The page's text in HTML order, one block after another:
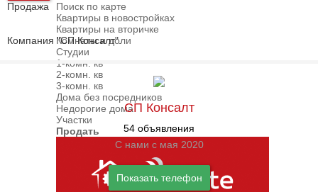
Продажа
Поиск по карте
Квартиры в новостройках
Квартиры на вторичке
Комнаты и доли
Студии
1-комн. кв
2-комн. кв
3-комн. кв
Дома без посредников
Недорогие дома
Участки
Продать
Компания "СП Консалт".
СП Консалт
54 объявления
С нами с мая 2020
Показать телефон